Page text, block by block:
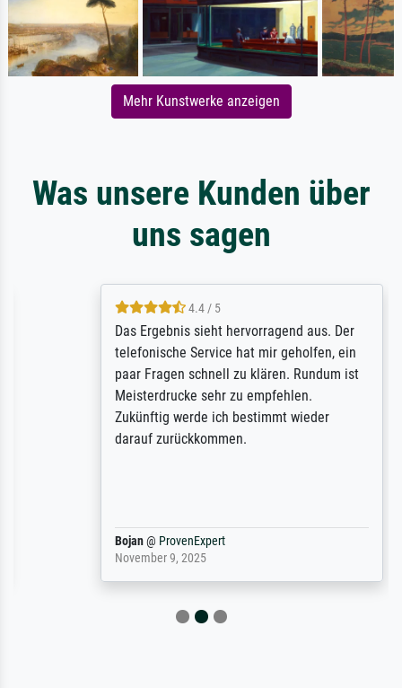
Mehr Kunstwerke anzeigen
Was unsere Kunden über
uns sagen
4.4 / 5
Das Ergebnis sieht hervorragend aus. Der
telefonische Service hat mir geholfen, ein
paar Fragen schnell zu klären. Rundum ist
Meisterdrucke sehr zu empfehlen.
Zukünftig werde ich bestimmt wieder
darauf zurückkommen.
@ProvenExpert
November 9, 2025